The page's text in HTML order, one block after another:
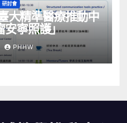
研討會
大精準醫療推動中
安寧照護」
PHHW